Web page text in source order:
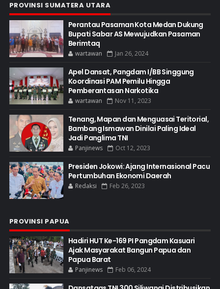
PROVINSI SUMATERA UTARA
Perantau Pasaman Kota Medan Dukung
Bupati Sabar AS Mewujudkan Pasaman
Berimtaq
wartawan Jan 26, 2024
Apel Dansat, Pangdam I/BB Singgung
Koordinasi PAM Pemilu Hingga
Pemberantasan Narkotika
wartawan Nov 11, 2023
Tenang, Mapan dan Menguasai Teritorial,
Bambang Ismawan Dinilai Paling Ideal
Jadi Panglima TNI
Panjinews Oct 12, 2023
Presiden Jokowi: Ajang Internasional Pacu
Pertumbuhan Ekonomi Daerah
Redaksi Feb 26, 2023
PROVINSI PAPUA
Hadiri HUT Ke-169 PI Pangdam Kasuari
Ajak Masyarakat Bangun Papua dan
Papua Barat
Panjinews Feb 06, 2024